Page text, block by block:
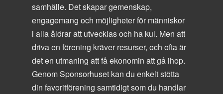
samhälle. Det skapar gemenskap,
engagemang och möjligheter för människor
i alla åldrar att utvecklas och ha kul. Men att
driva en förening kräver resurser, och ofta är
det en utmaning att få ekonomin att gå ihop.
Genom Sponsorhuset kan du enkelt stötta
din favoritförening samtidigt som du handlar